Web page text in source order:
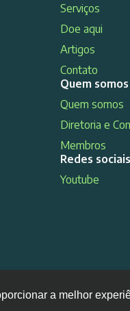
Serviços
Doe aqui
Artigos
Contato
Quem somos
Quem somos
Diretoria e
Membros
Redes sociais
Youtube
a melhor